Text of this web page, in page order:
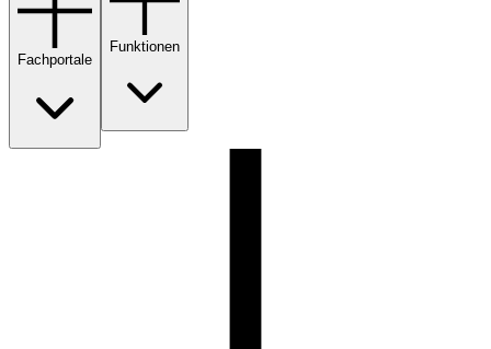
Fachportale
Funktionen